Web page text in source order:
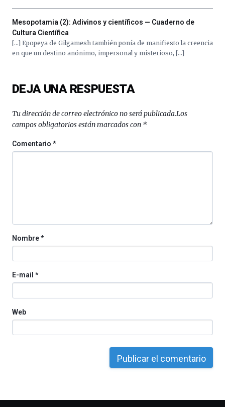
la
Cátedra…
Mesopotamia (2): Adivinos y científicos — Cuaderno de
Cultura Científica
[…] Epopeya de Gilgamesh también ponía de manifiesto la creencia
en que un destino anónimo, impersonal y misterioso, […]
DEJA UNA RESPUESTA
Tu dirección de correo electrónico no será publicada.Los
campos obligatorios están marcados con *
Comentario*
Nombre*
E-mail *
Web